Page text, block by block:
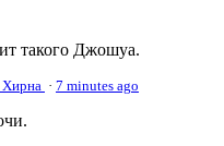
такого Джошуа.
Хирна · 7 minutes ago